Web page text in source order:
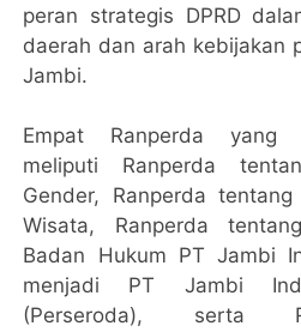
peran strategis DPRD
daerah dan arah kebijakan
Jambi.
Empat Ranperda yang
meliputi Ranperda
Gender, Ranperda
Wisata, Ranperda
Badan Hukum PT Jambi
menjadi PT Jambi
(Perseroda), serta